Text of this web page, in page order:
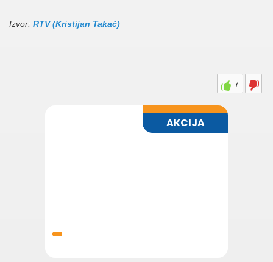
Izvor: RTV (Kristijan Takač)
7